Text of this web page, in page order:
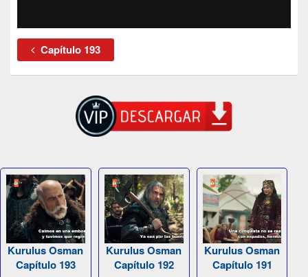
Capítulo 193
Kurulus Osman
Capítulo 193
Kurulus Osman
Capítulo 192
Kurulus Osman
Capítulo 191